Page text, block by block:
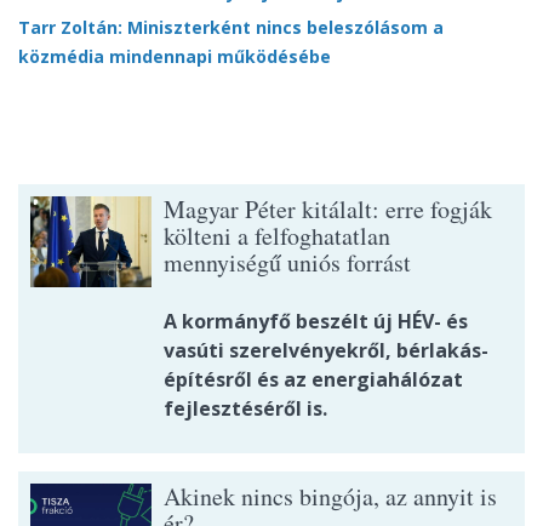
Tarr Zoltán: Miniszterként nincs beleszólásom a
közmédia mindennapi működésébe
Magyar Péter kitálalt: erre fogják
költeni a felfoghatatlan
mennyiségű uniós forrást
A kormányfő beszélt új HÉV- és
vasúti szerelvényekről, bérlakás-
építésről és az energiahálózat
fejlesztéséről is.
Akinek nincs bingója, az annyit is